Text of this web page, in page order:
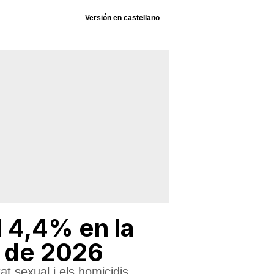
Versión en castellano
en la
2026